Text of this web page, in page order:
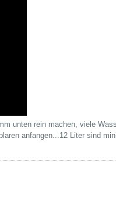
unten rein machen, viele
anfangen...12 Liter sind